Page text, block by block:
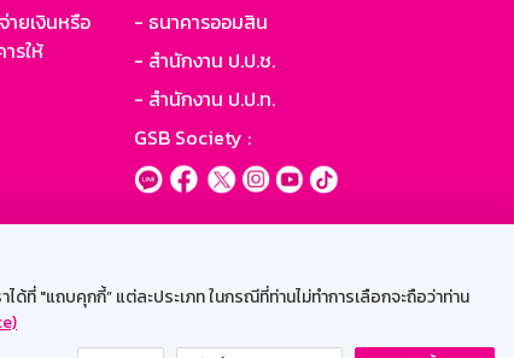
ที่ "แถบคุกกี้” แต่ละประเภท ในกรณีที่ท่านไม่ทำการเลือกจะถือว่าท่าน
ายเงินหรือ
รให้
- ธนาคารออมสิน
- สำนักงาน ป.ป.ช.
- สำนักงาน ป.ป.ท.
GSB Society :